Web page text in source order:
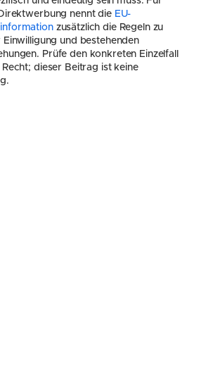
nennt die EU-
zusätzlich die Regeln zu
und bestehenden
Prüfe den konkreten Einzelfall
dieser Beitrag ist keine